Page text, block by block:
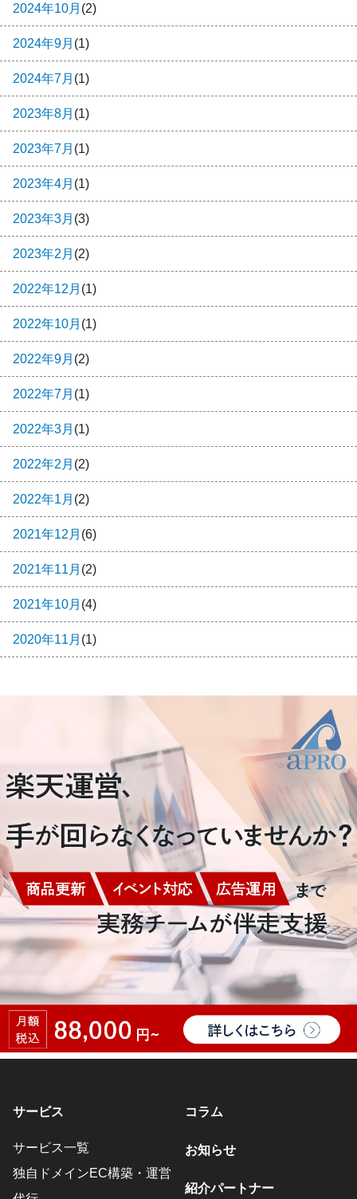
2024年10月 (2)
2024年9月 (1)
2024年7月 (1)
2023年8月 (1)
2023年7月 (1)
2023年4月 (1)
2023年3月 (3)
2023年2月 (2)
2022年12月 (1)
2022年10月 (1)
2022年9月 (2)
2022年7月 (1)
2022年3月 (1)
2022年2月 (2)
2022年1月 (2)
2021年12月 (6)
2021年11月 (2)
2021年10月 (4)
2020年11月 (1)
サービス
サービス一覧
独自ドメインEC構築・運営
コラム
お知らせ
紹介パートナー